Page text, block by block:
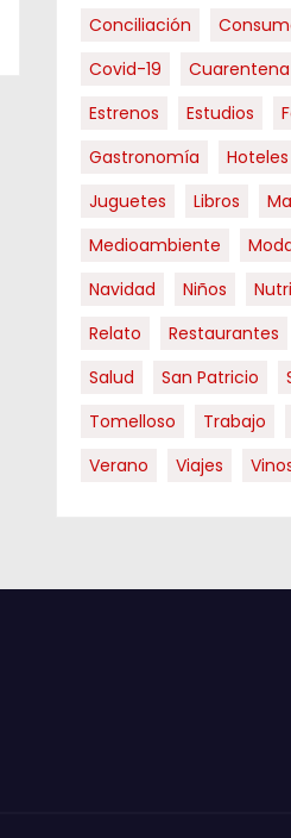
Conciliación
Covid-19
Cuarentena
Estrenos
Estudios
Gastronomía
Hoteles
Juguetes
Libros
Medioambiente
Navidad
Niños
Relato
Restaurantes
Salud
San Patricio
Tomelloso
Trabajo
Verano
Viajes